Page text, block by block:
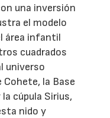
una inversión
el modelo
área infantil
cuadrados
universo
Cohete, la Base
cúpula Sirius,
nido y